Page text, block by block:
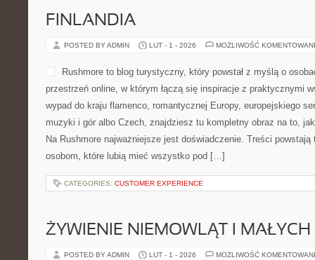
FINLANDIA
POSTED BY ADMIN LUT - 1 - 2026 MOŻLIWOŚĆ
Rushmore to blog turystyczny, który powstał z myślą o
przestrzeń online, w którym łączą się inspiracje z praktycznymi
wypad do kraju flamenco, romantycznej Europy, europejskiego
muzyki i gór albo Czech, znajdziesz tu kompletny obraz na to,
Na Rushmore najważniejsze jest doświadczenie. Treści
osobom, które lubią mieć wszystko pod […]
CATEGORIES: CUSTOMER EXPERIENCE
ŻYWIENIE NIEMOWLĄT I MAŁYCH
POSTED BY ADMIN LUT - 1 - 2026 MOŻLIWOŚĆ